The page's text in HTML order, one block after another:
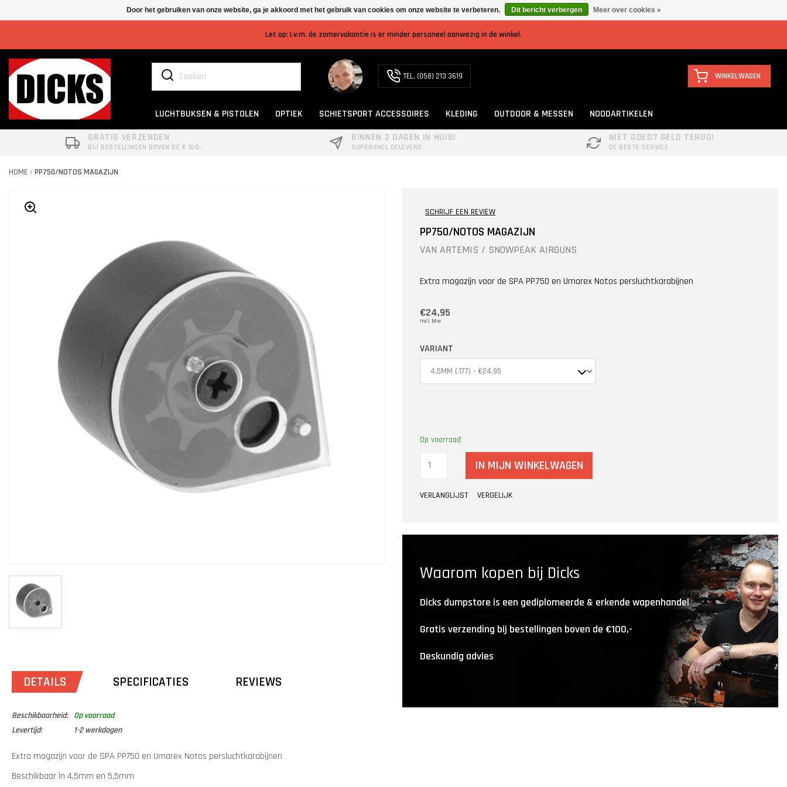
Let op: I.v.m. de zomervakantie is er minder personeel aanwezig in de winkel.
TEL. (058) 213 3619 WINKELWAGEN
LUCHTBUKSEN & PISTOLEN OPTIEK SCHIETSPORT ACCESSOIRES KLEDING OUTDOOR & MESSEN
NOODARTIKELEN
GRATIS VERZENDEN
BIJ BESTELLINGEN BOVEN DE € 100,-
BINNEN 2 DAGEN IN HUIS!
SUPERSNEL GELEVERD
NIET GOED? GELD TERUG!
DE BESTE SERVICE
HOME / PP750/NOTOS MAGAZIJN
DETAILS SPECIFICATIES REVIEWS
Beschikbaarheid:
Op voorraad
Levertijd:
1-2 werkdagen
Extra magazijn voor de SPA PP750 en Umarex Notos persluchtkarabijnen
Beschikbaar in 4,5mm en 5,5mm
SCHRIJF EEN REVIEW
PP750/NOTOS MAGAZIJN
VAN ARTEMIS / SNOWPEAK AIRGUNS
Extra magazijn voor de SPA PP750 en Umarex Notos persluchtkarabijnen
€24,95
Incl. btw
VARIANT
Op voorraad
IN MIJN WINKELWAGEN
VERLANGLIJST VERGELIJK
Waarom kopen bij Dicks
Dicks dumpstore is een gediplomeerde & erkende wapenhandel
Gratis verzending bij bestellingen boven de €100,-
Deskundig advies
Door het gebruiken van onze website, ga je akkoord met het gebruik van cookies om onze website te verbeteren. Dit bericht verbergen Meer over cookies »